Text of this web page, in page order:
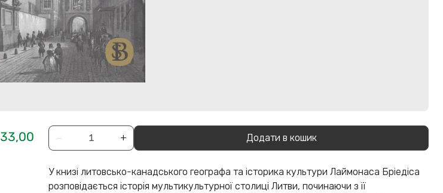
− + Додати в кошик
У книзі литовсько-канадського географа та історика культури Лаймонаса Бріедіса
розповідається історія мультикультурної столиці Литви, починаючи з її